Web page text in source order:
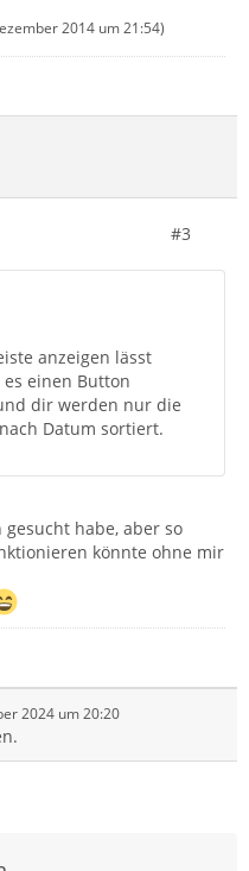
2014 um 21:54)
#3
anzeigen lässt
einen Button
dir werden nur die
Datum sortiert.
habe, aber so
könnte ohne mir
2024 um 20:20